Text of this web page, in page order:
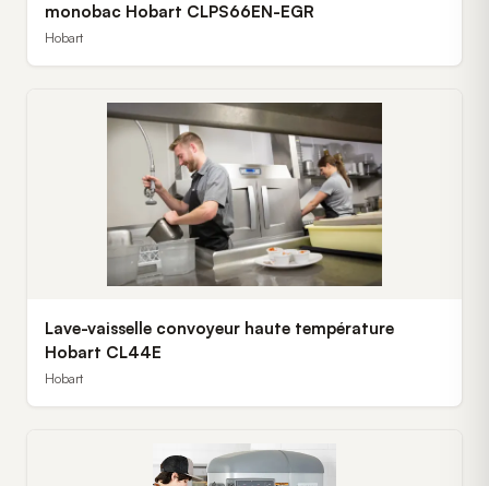
monobac Hobart CLPS66EN-EGR
Hobart
Lave-vaisselle convoyeur haute température
Hobart CL44E
Hobart